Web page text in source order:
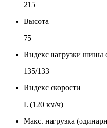
215
Высота
75
Индекс нагрузки шины
135/133
Индекс скорости
L (120 км/ч)
Макс. нагрузка